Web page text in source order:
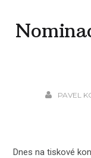
PAVEL
Dnes na tiskové